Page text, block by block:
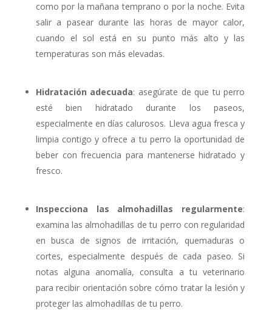
como por la mañana temprano o por la noche. Evita
salir a pasear durante las horas de mayor calor,
cuando el sol está en su punto más alto y las
temperaturas son más elevadas.
Hidratación adecuada: asegúrate de que tu perro
esté bien hidratado durante los paseos,
especialmente en días calurosos. Lleva agua fresca y
limpia contigo y ofrece a tu perro la oportunidad de
beber con frecuencia para mantenerse hidratado y
fresco.
Inspecciona las almohadillas regularmente:
examina las almohadillas de tu perro con regularidad
en busca de signos de irritación, quemaduras o
cortes, especialmente después de cada paseo. Si
notas alguna anomalía, consulta a tu veterinario
para recibir orientación sobre cómo tratar la lesión y
proteger las almohadillas de tu perro.